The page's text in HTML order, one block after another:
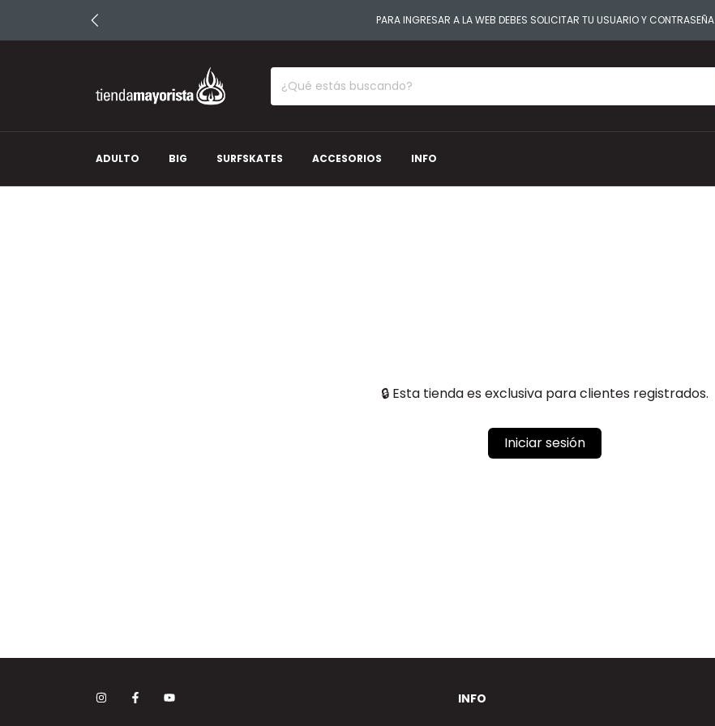
PARA INGRESAR A LA WEB DEBES SOLICITAR TU USUARIO Y CONTRASEÑA
ADULTO BIG SURFSKATES ACCESORIOS INFO
🔒 Esta tienda es exclusiva para clientes registrados.
Iniciar sesión
INFO